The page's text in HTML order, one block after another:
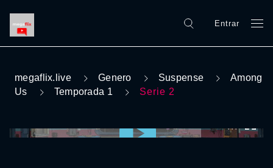
Entrar
megaflix.live Genero Suspense
Among
Us
Temporada 1 Serie 2